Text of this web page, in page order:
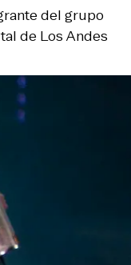
del grupo
de Los Andes